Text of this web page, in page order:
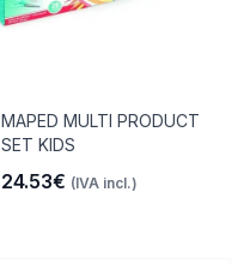
MAPED MULTI PRODUCT
SET KIDS
24.53€ (IVA incl.)